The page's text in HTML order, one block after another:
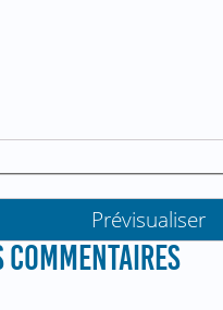
COMMENTAIRES